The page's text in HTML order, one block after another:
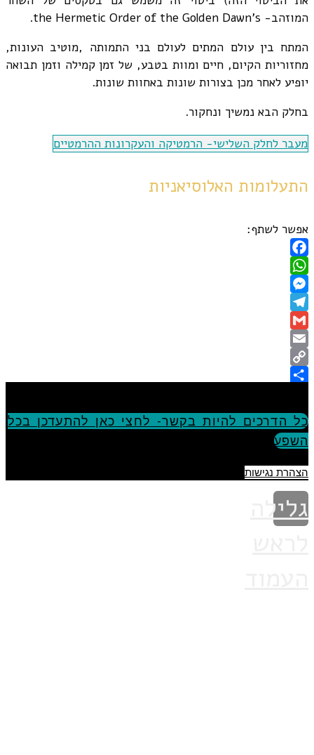
המוזהב- the Hermetic Order of the Golden Dawn's.
המתח בין עולם המתים לעולם בני התמותה ,מוטיב העונות,
מחזוריות הקיום, חיים ומוות בטבע, של זמן קמילה וזמן תבואה
יופיע לאחר מכן בצורות שונות באחוות שונות.
בחלק הבא נמשיך ונחקור.
מעבר לחלק השלישי- הרמטיקה והעקרונות ההרמטיים
התעלומות האלוסיאניות
אפשר לשתף:
Facebook
WhatsApp
Messenger
Telegram
Gmail
Email
Copy
כל הדרכים להיות בקשר- לחצי כאן להתעדכן בכל
השפע
הצהרת נגישות
גלילה